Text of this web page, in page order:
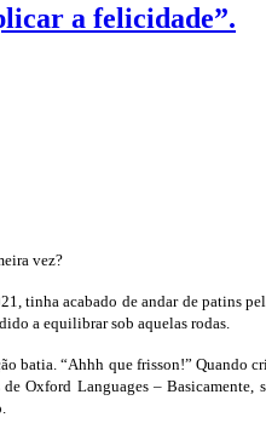
a felicidade”.
vez?
tinha acabado de andar de patins
a equilibrar sob aquelas rodas.
batia. “Ahhh que frisson!”
Oxford Languages –